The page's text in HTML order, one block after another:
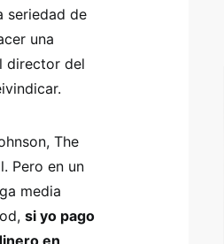
seriedad de
una
director del
The
Pero en un
media
si yo pago
en